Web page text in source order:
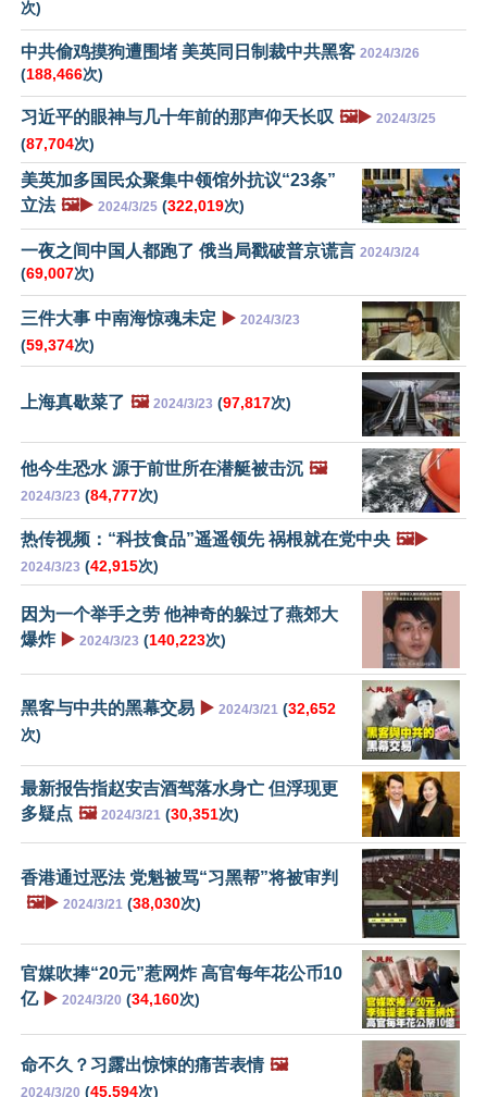
次)
中共偷鸡摸狗遭围堵 美英同日制裁中共黑客 2024/3/26
(188,466次)
习近平的眼神与几十年前的那声仰天长叹 🖼️▶️ 2024/3/25
(87,704次)
美英加多国民众聚集中领馆外抗议“23条”
立法 🖼️▶️ 2024/3/25 (322,019次)
一夜之间中国人都跑了 俄当局戳破普京谎言 2024/3/24
(69,007次)
三件大事 中南海惊魂未定 ▶️ 2024/3/23
(59,374次)
上海真歇菜了 🖼️ 2024/3/23 (97,817次)
他今生恐水 源于前世所在潜艇被击沉 🖼️
2024/3/23 (84,777次)
热传视频：“科技食品”遥遥领先 祸根就在党中央 🖼️▶️
2024/3/23 (42,915次)
因为一个举手之劳 他神奇的躲过了燕郊大
爆炸 ▶️ 2024/3/23 (140,223次)
黑客与中共的黑幕交易 ▶️ 2024/3/21 (32,652
次)
最新报告指赵安吉酒驾落水身亡 但浮现更
多疑点 🖼️ 2024/3/21 (30,351次)
香港通过恶法 党魁被骂“习黑帮”将被审判
🖼️▶️ 2024/3/21 (38,030次)
官媒吹捧“20元”惹网炸 高官每年花公币10
亿 ▶️ 2024/3/20 (34,160次)
命不久？习露出惊悚的痛苦表情 🖼️
2024/3/20 (45,594次)